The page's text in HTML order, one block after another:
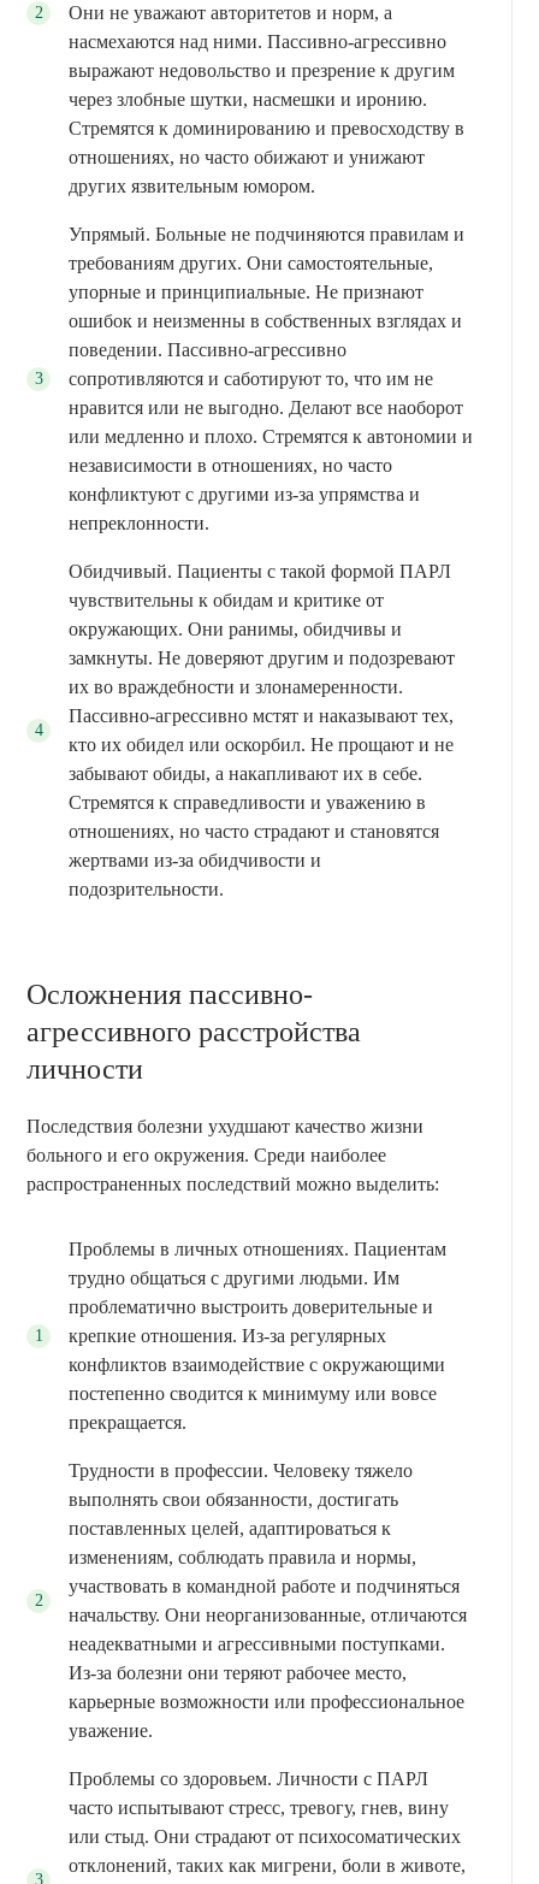
Они не уважают авторитетов и норм, а
насмехаются над ними. Пассивно-агрессивно
выражают недовольство и презрение к другим
через злобные шутки, насмешки и иронию.
Стремятся к доминированию и превосходству в
отношениях, но часто обижают и унижают
других язвительным юмором.
Упрямый. Больные не подчиняются правилам и
требованиям других. Они самостоятельные,
упорные и принципиальные. Не признают
ошибок и неизменны в собственных взглядах и
поведении. Пассивно-агрессивно
сопротивляются и саботируют то, что им не
нравится или не выгодно. Делают все наоборот
или медленно и плохо. Стремятся к автономии и
независимости в отношениях, но часто
конфликтуют с другими из-за упрямства и
непреклонности.
Обидчивый. Пациенты с такой формой ПАРЛ
чувствительны к обидам и критике от
окружающих. Они ранимы, обидчивы и
замкнуты. Не доверяют другим и подозревают
их во враждебности и злонамеренности.
Пассивно-агрессивно мстят и наказывают тех,
кто их обидел или оскорбил. Не прощают и не
забывают обиды, а накапливают их в себе.
Стремятся к справедливости и уважению в
отношениях, но часто страдают и становятся
жертвами из-за обидчивости и
подозрительности.
Осложнения пассивно-
агрессивного расстройства
личности
Последствия болезни ухудшают качество жизни
больного и его окружения. Среди наиболее
распространенных последствий можно выделить:
Проблемы в личных отношениях. Пациентам
трудно общаться с другими людьми. Им
проблематично выстроить доверительные и
крепкие отношения. Из-за регулярных
конфликтов взаимодействие с окружающими
постепенно сводится к минимуму или вовсе
прекращается.
Трудности в профессии. Человеку тяжело
выполнять свои обязанности, достигать
поставленных целей, адаптироваться к
изменениям, соблюдать правила и нормы,
участвовать в командной работе и подчиняться
начальству. Они неорганизованные, отличаются
неадекватными и агрессивными поступками.
Из-за болезни они теряют рабочее место,
карьерные возможности или профессиональное
уважение.
Проблемы со здоровьем. Личности с ПАРЛ
часто испытывают стресс, тревогу, гнев, вину
или стыд. Они страдают от психосоматических
отклонений, таких как мигрени, боли в животе,